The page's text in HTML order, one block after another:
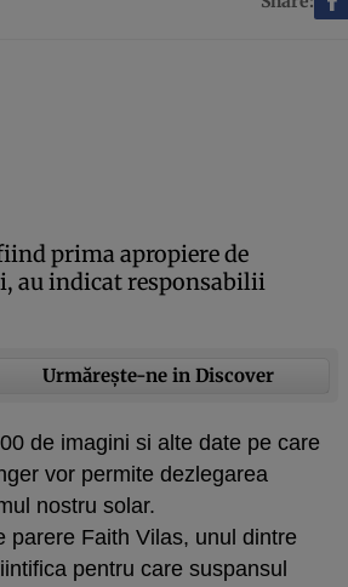
prima apropiere de
au indicat responsabilii
Urmărește-ne in Discover
de imagini si alte date pe care
vor permite dezlegarea
nostru solar.
parere Faith Vilas, unul dintre
pentru care suspansul